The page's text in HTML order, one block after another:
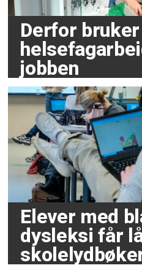
Derfor bruker
jobben
Elever med
dysleksi får